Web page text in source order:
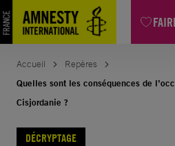
Aller
au
contenu
Accueil
Repères
Quelles sont les conséquences de
Cisjordanie ?
DÉCRYPTAGE